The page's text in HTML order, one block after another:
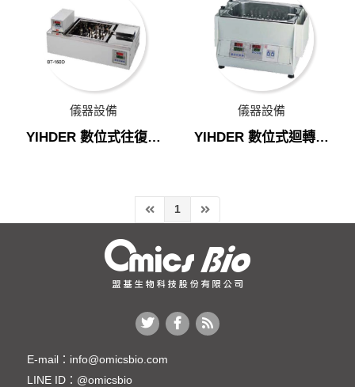
CO2細胞培養箱
細胞/樣品冷卻系統
精密分析天平
PMA光分解儀
分子吸附超效儀
儀器設備
YIHDER 數位式往復式
儀器設備
YIHDER 數位式迴轉式
1
E-mail： info@omicsbio.com
LINE ID： @omicsbio